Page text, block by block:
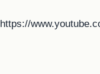
https://